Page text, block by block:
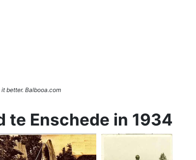
better. Balbooa.com
te Enschede in 1934